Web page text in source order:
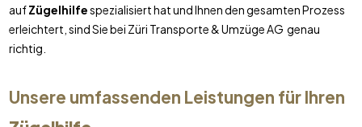
aufZügelhilfespezialisiert hat und Ihnen den gesamten Prozess
erleichtert, sind Sie bei Züri Transporte & Umzüge AG genau
richtig.
Unsere umfassenden Leistungen für Ihren